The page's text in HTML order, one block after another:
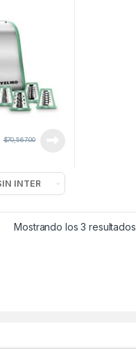
$70,567.00
Mostrando los 3 resultados